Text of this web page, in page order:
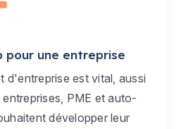
pour une entreprise
d'entreprise est vital, aussi
PME et auto-
développer leur